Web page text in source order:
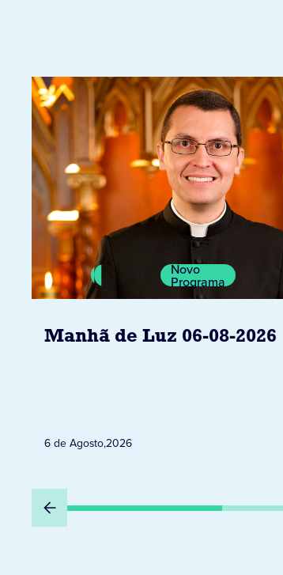
Novo
Programa
Manhã de Luz 06-08-2026
6 de Agosto,2026